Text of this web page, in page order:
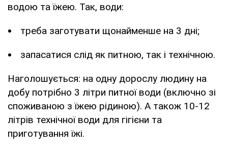
водою та їжею. Так, води:
треба заготувати щонайменше на 3 дні;
запасатися слід як питною, так і технічною.
Наголошується: на одну дорослу людину на
добу потрібно 3 літри питної води (включно зі
споживаною з їжею рідиною). А також 10-12
літрів технічної води для гігієни та
приготування їжі.